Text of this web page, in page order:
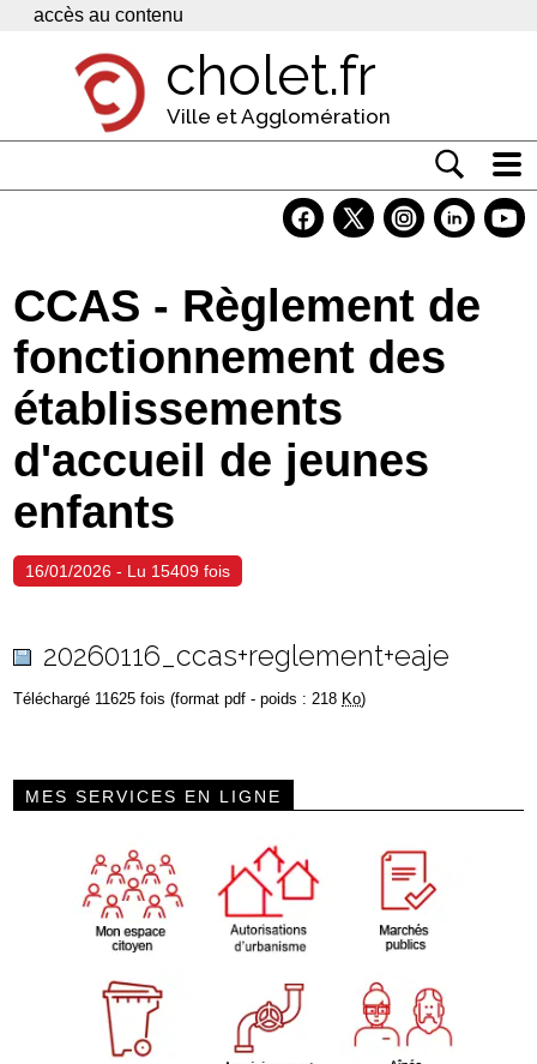
Panneau de gestion des cookies
accès au contenu
cholet.fr
Ville et Agglomération
Economie
Services
Contacts
CCAS - Règlement de
fonctionnement des
établissements
d'accueil de jeunes
enfants
16/01/2026 - Lu 15409 fois
20260116_ccas+reglement+eaje
Téléchargé 11625 fois (format pdf - poids : 218 Ko)
MES SERVICES EN LIGNE